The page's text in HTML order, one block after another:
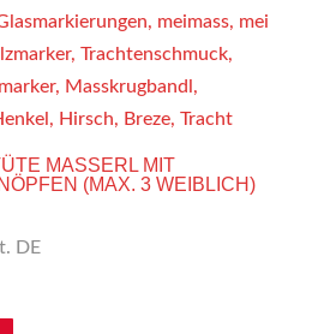
MASSERL MIT
(MAX. 3 WEIBLICH)
DE